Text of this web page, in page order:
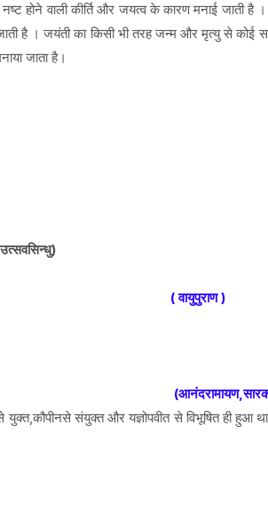
होने वाली कीर्ति और जयत्व के कारण मनाई जाती है
है । जयंती का किसी भी तरह जन्म और मृत्यु से कोई
जाता है।
( वायुपुराण )
संयुक्त और यज्ञोपवीत से विभूषित ही हुआ